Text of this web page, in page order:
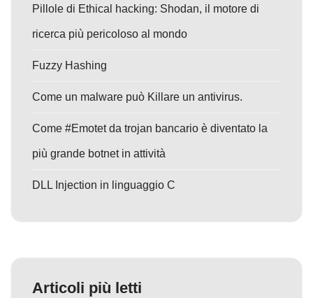
Pillole di Ethical hacking: Shodan, il motore di
ricerca più pericoloso al mondo
Fuzzy Hashing
Come un malware può Killare un antivirus.
Come #Emotet da trojan bancario è diventato la
più grande botnet in attività
DLL Injection in linguaggio C
Articoli più letti